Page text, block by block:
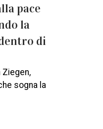
pace
la
di
Ziegen,
sogna la